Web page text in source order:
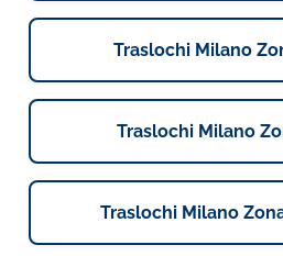
Traslochi Milano
Traslochi Milano
Traslochi Milano